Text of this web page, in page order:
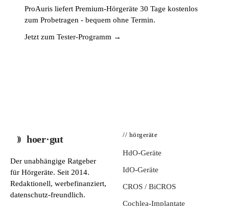
ProAuris liefert Premium-Hörgeräte 30 Tage kostenlos
zum Probetragen - bequem ohne Termin.
Jetzt zum Tester-Programm →
hoer·gut
Der unabhängige Ratgeber
für Hörgeräte. Seit 2014.
Redaktionell, werbefinanziert,
datenschutz-freundlich.
// hörgeräte
HdO-Geräte
IdO-Geräte
CROS / BiCROS
Cochlea-Implantate